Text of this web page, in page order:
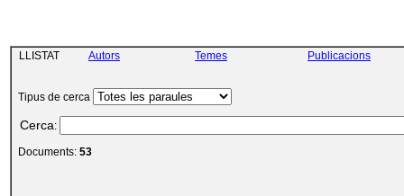
LLISTAT Autors Temes Publicacions
Tipus de cerca
Cerca:
Documents: 53